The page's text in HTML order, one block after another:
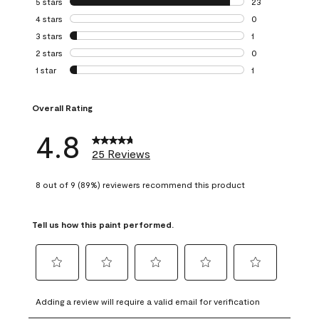
23 reviews with
4 stars stars
0
0 reviews with 4
3 stars stars
1
1 review with 3
2 stars stars
0
0 reviews with 2
1 star stars
1
Overall Rating
4.8 25 Reviews
8 out of 9 (89%) reviewers recommend this product
Tell us how this paint performed.
to
rate
to
rate
to
rate
to
rate
to
rate
Adding a review will require a valid email for verification